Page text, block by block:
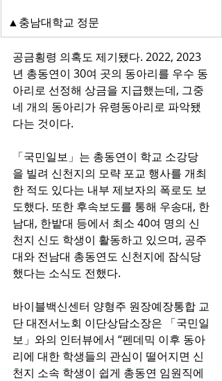
▲충남대학교 정문
공금횡령 의혹도 제기됐다. 2022, 2023
년 총동연이 30여 곳의 동아리를 우수 동
아리로 선정해 상금을 지급했는데, 그중
네 개의 동아리가 유령동아리로 파악됐
다는 것이다.
「국민일보」는 총동연이 학교 소강당
을 빌려 신천지의 모략 포교 행사를 개최
한 적도 있다는 내부 제보자의 폭로도 보
도했다. 또한 후속보도를 통해 우송대, 한
남대, 한밭대 등에서 최소 40여 명의 신
천지 신도 학생이 활동하고 있으며, 공주
대와 전남대 총동연도 신천지에 잠식당
했다는 소식도 전했다.
바이블백신센터 양형주 원장예장통합 교
단 대전서노회 이단상담소장은 「국민일
보」와의 인터뷰에서 “펜데믹 이후 동아
리에 대한 학생들의 관심이 떨어지면 신
천지 소속 학생이 쉽게 총동연 임원직에